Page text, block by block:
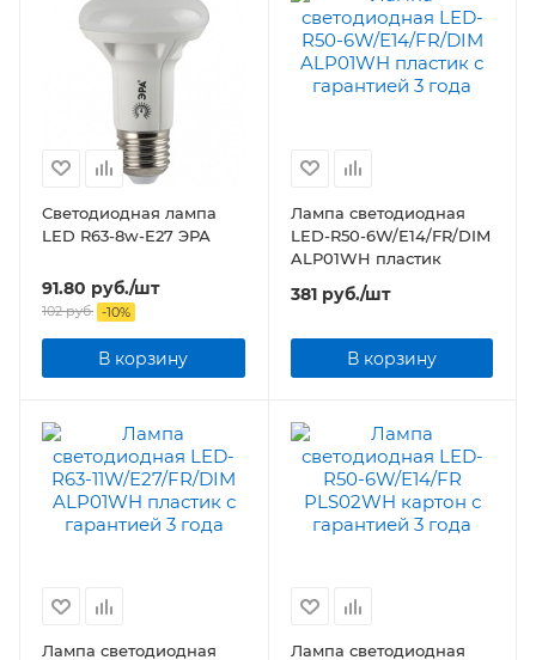
Светодиодная лампа
LED R63-8w-E27 ЭРА
91.80 руб./шт
102руб. -10%
В корзину
Лампа светодиодная
LED-R50-6W/E14/FR/DIM
ALP01WH пластик
381руб./шт
В корзину
Лампа светодиодная
Лампа светодиодная